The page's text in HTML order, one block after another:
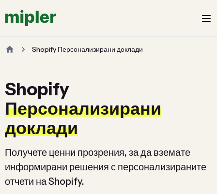
Shopify Персонализирани доклади
Shopify
Персонализирани
доклади
Получете ценни прозрения, за да вземате
информирани решения с персонализираните
отчети на Shopify.